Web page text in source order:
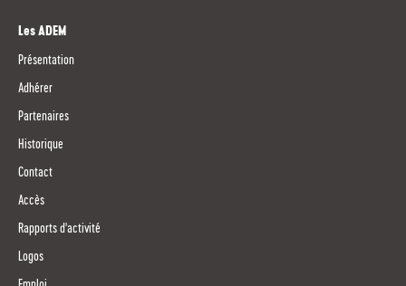
Les ADEM
Présentation
Adhérer
Partenaires
Historique
Contact
Accès
Rapports d'activité
Logos